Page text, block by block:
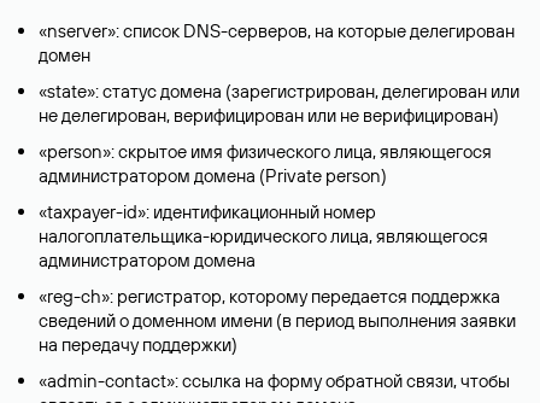
«nserver»: список DNS-серверов, на которые делегирован
домен
«state»: статус домена (зарегистрирован, делегирован или
не делегирован, верифицирован или не верифицирован)
«person»: скрытое имя физического лица, являющегося
администратором домена (Privatе person)
«taxpayer-id»: идентификационный номер
налогоплательщика-юридического лица, являющегося
администратором домена
«reg-ch»: регистратор, которому передается поддержка
сведений о доменном имени (в период выполнения заявки
на передачу поддержки)
«admin-contact»: ссылка на форму обратной связи, чтобы